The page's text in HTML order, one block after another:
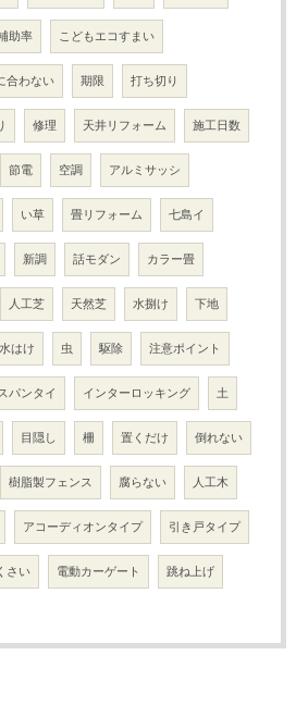
助率 こどもエコすまい
合わない 期限 打ち切り
修理 天井リフォーム 施工日数
節電 空調 アルミサッシ
い草 畳リフォーム 七島イ
新調 話モダン カラー畳
人工芝 天然芝 水捌け 下地
水はけ 虫 駆除 注意ポイント
パンタイ インターロッキング 土
目隠し 柵 置くだけ 倒れない
樹脂製フェンス 腐らない 人工木
アコーディオンタイプ 引き戸タイプ
さい 電動カーゲート 跳ね上げ